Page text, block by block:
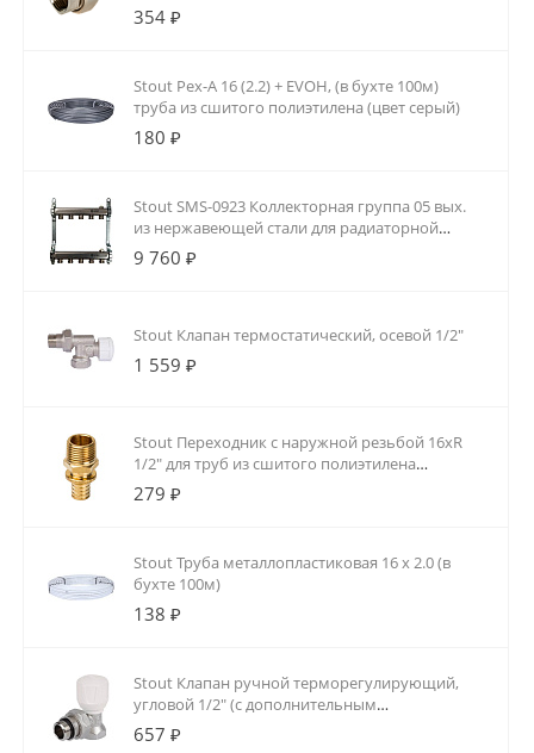
354 ₽
Stout Pex-A 16 (2.2) + EVOH, (в бухте 100м)
труба из сшитого полиэтилена (цвет серый)
180 ₽
Stout SMS-0923 Коллекторная группа 05 вых.
из нержавеющей стали для радиаторной
разводки
9 760 ₽
Stout Клапан термостатический, осевой 1/2"
1 559 ₽
Stout Переходник с наружной резьбой 16xR
1/2" для труб из сшитого полиэтилена
аксиальный
279 ₽
Stout Труба металлопластиковая 16 х 2.0 (в
бухте 100м)
138 ₽
Stout Клапан ручной терморегулирующий,
угловой 1/2" (с дополнительным
уплотнением)
657 ₽